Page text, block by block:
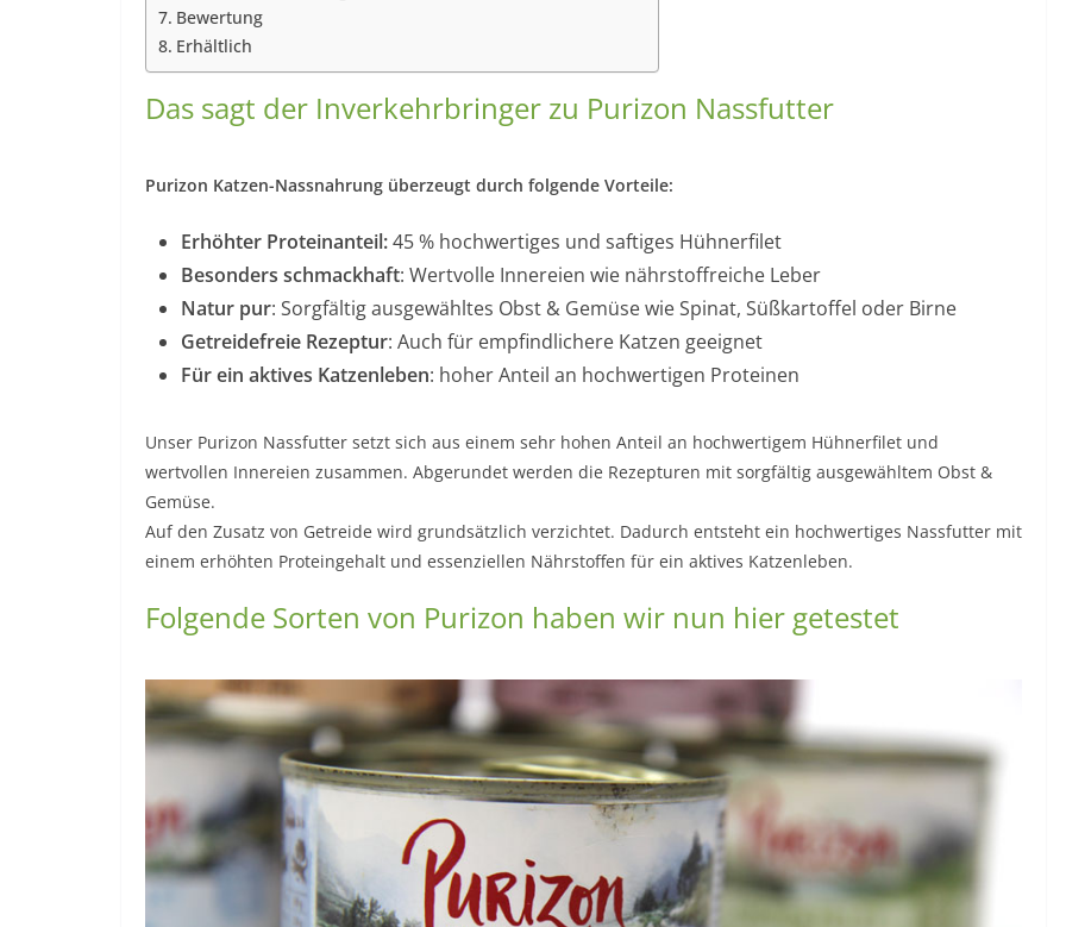
Bewertung
Erhältlich
Das sagt der Inverkehrbringer zu Purizon Nassfutter
Purizon Katzen-Nassnahrung überzeugt durch folgende Vorteile:
Erhöhter Proteinanteil:45 % hochwertiges und saftiges Hühnerfilet
Besonders schmackhaft: Wertvolle Innereien wie nährstoffreiche Leber
Natur pur: Sorgfältig ausgewähltes Obst & Gemüse wie Spinat, Süßkartoffel oder Birne
Getreidefreie Rezeptur: Auch für empfindlichere Katzen geeignet
Für ein aktives Katzenleben: hoher Anteil an hochwertigen Proteinen
Unser Purizon Nassfutter setzt sich aus einem sehr hohen Anteil an hochwertigem Hühnerfilet und
wertvollen Innereien zusammen. Abgerundet werden die Rezepturen mit sorgfältig ausgewähltem Obst &
Gemüse.
Auf den Zusatz von Getreide wird grundsätzlich verzichtet. Dadurch entsteht ein hochwertiges Nassfutter mit
einem erhöhten Proteingehalt und essenziellen Nährstoffen für ein aktives Katzenleben.
Folgende Sorten von Purizon haben wir nun hier getestet